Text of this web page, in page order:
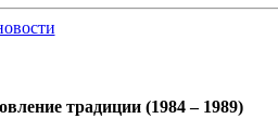
традиции (1984 – 1989)